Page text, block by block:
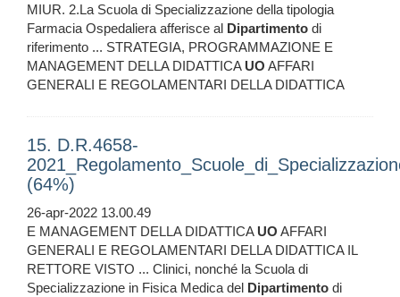
MIUR. 2.La Scuola di Specializzazione della tipologia
Farmacia Ospedaliera afferisce al Dipartimento di
riferimento ... STRATEGIA, PROGRAMMAZIONE E
MANAGEMENT DELLA DIDATTICA UO AFFARI
GENERALI E REGOLAMENTARI DELLA DIDATTICA
15. D.R.4658-
(64%)
26-apr-2022 13.00.49
E MANAGEMENT DELLA DIDATTICA UO AFFARI
GENERALI E REGOLAMENTARI DELLA DIDATTICA IL
RETTORE VISTO ... Clinici, nonché la Scuola di
Specializzazione in Fisica Medica del Dipartimento di